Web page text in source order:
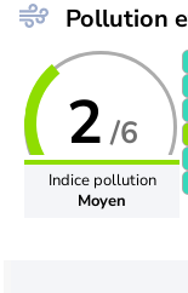
Pollution
2 /6
Indice pollution
Moyen